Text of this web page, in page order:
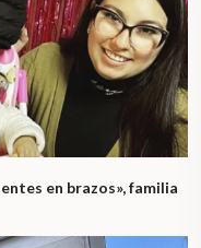
en brazos», familia